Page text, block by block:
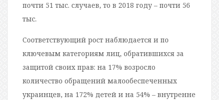
почти 51 тыс. случаев, то в 2018 году – почти 56
тыс.
Соответствующий рост наблюдается и по
ключевым категориям лиц, обратившихся за
защитой своих прав: на 17% возросло
количество обращений малообеспеченных
украинцев, на 172% детей и на 54% – внутренне